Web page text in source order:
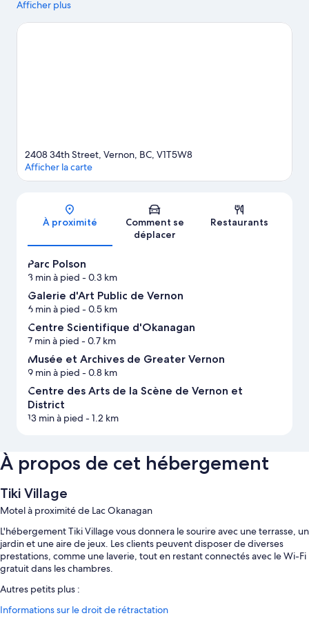
vous poser et d'admirer la beauté naturelle des lieux ? Les tout
que vous ! Les agréables Centre des Arts de la Scène de Vernon
Afficher plus
Carte
2408 34th Street, Vernon, BC, V1T5W8
Afficher la carte
À proximité
Comment se
déplacer
Restaurants
Parc Polson
3 min à pied - 0.3 km
Galerie d'Art Public de Vernon
6 min à pied - 0.5 km
Centre Scientifique d'Okanagan
7 min à pied - 0.7 km
Musée et Archives de Greater Vernon
9 min à pied - 0.8 km
Centre des Arts de la Scène de Vernon et
District
13 min à pied - 1.2 km
À propos de cet hébergement
Tiki Village
Motel à proximité de Lac Okanagan
L'hébergement Tiki Village vous donnera le sourire avec une terrasse, un
jardin et une aire de jeux. Les clients peuvent disposer de diverses
prestations, comme une laverie, tout en restant connectés avec le Wi-Fi
gratuit dans les chambres.
Autres petits plus :
Parking en libre-service gratuit
Informations sur le droit de rétractation